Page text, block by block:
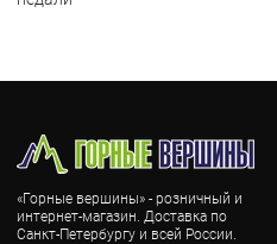
«Горные вершины» - розничный и
интернет-магазин. Доставка по
Санкт-Петербургу и всей России.